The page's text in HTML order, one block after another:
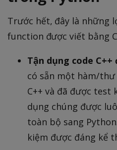
Trước hết, đây là những
function được viết bằng
Tận dụng code C++
có sẵn một hàm/
C++ và đã được test
dụng chúng được
toàn bộ sang
kiệm được đáng kể